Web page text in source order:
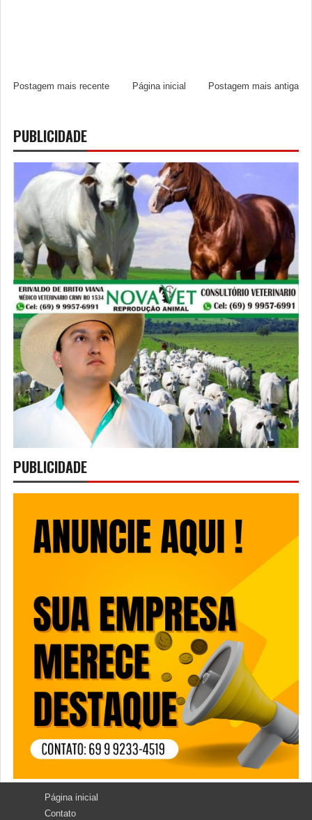
Postagem mais recente Postagem mais antiga
Página inicial
PUBLICIDADE
PUBLICIDADE
Página inicial
Contato